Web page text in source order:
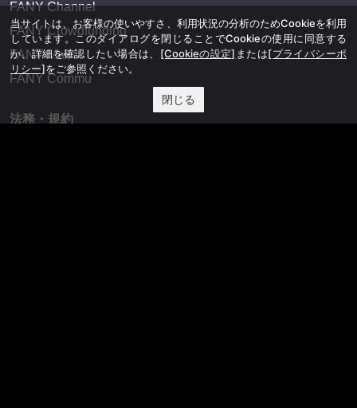
FANY Channel
FANY Crowdfunding
FANY Mall
FANY Commu
法務・規約
当サイトは、お客様の使いやすさ、利用状況の分析のためCookieを利用
しています。このダイアログを閉じることでCookieの使用に同意する
か、詳細を確認したい場合は、 [Cookieの設定] または[プライバシーポ
リシー]をご参照ください。
閉じる